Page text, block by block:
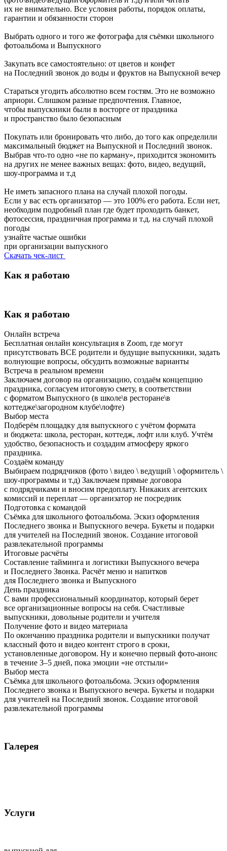
их не внимательно. Все условия работы, порядок оплаты,
гарантии и обязанности сторон
Выбрать одного и того же фотографа для съёмки школьного
фотоальбома и Выпускного
Закупать все самостоятельно: от цветов и конфет
на Последний звонок до воды и фруктов на Выпускной вечер
Стараться угодить абсолютно всем гостям. Это не возможно
априори. Слишком разные предпочтения. Главное,
чтобы выпускники были в восторге от праздника
и пространство было безопасным
Покупать или бронировать что либо, до того как определили
максимальный бюджет на Выпускной и Последний звонок.
Выбрав что‑то одно «не по карману», приходится экономить
на других не менее важных вещах: фото, видео, ведущий,
шоу-программа и т.д
Не иметь запасного плана на случай плохой погоды.
Если у вас есть организатор — это 100% его работа. Если нет,
необходим подробный план где будет проходить банкет,
фотосессия, праздничная программа и т.д. на случай плохой
погоды
узнайте частые ошибки
при организации выпускного
Скачать чек-лист
Как я работаю
Как я работаю
Онлайн встреча
Бесплатная онлайн консультация в Zoom, где могут
присутствовать ВСЕ родители и будущие выпускники, задать
волнующие вопросы, обсудить возможные варианты
Встреча в реальном времени
Заключаем договор на организацию, создаём концепцию
праздника, согласуем итоговую смету, в соответствии
с форматом Выпускного (в школе\в ресторане\в
коттедже\загородном клубе\лофте)
Выбор места
Подберём площадку для выпускного с учётом формата
и бюджета: школа, ресторан, коттедж, лофт или клуб. Учтём
удобство, безопасность и создадим атмосферу яркого
праздника.
Создаём команду
Выбираем подрядчиков (фото \ видео \ ведущий \ оформитель \
шоу-программы и т.д) Заключаем прямые договора
с подрядчиками и вносим предоплату. Никаких агентских
комиссий и переплат — организатор не посредник
Подготовка с командой
Съёмка для школьного фотоальбома. Эскиз оформления
Последнего звонка и Выпускного вечера. Букеты и подарки
для учителей на Последний звонок. Создание итоговой
развлекательной программы
Итоговые расчёты
Составление тайминга и логистики Выпускного вечера
и Последнего Звонка. Расчёт меню и напитков
для Последнего звонка и Выпускного
День праздника
С вами профессиональный координатор, который берет
все организационные вопросы на себя. Счастливые
выпускники, довольные родители и учителя
Получение фото и видео материала
По окончанию праздника родители и выпускники получат
классный фото и видео контент строго в сроки,
установленные договором. Ну и конечно первый фото-анонс
в течение 3–5 дней, пока эмоции «не отстыли»
Выбор места
Съёмка для школьного фотоальбома. Эскиз оформления
Последнего звонка и Выпускного вечера. Букеты и подарки
для учителей на Последний звонок. Создание итоговой
развлекательной программы
Галерея
Услуги